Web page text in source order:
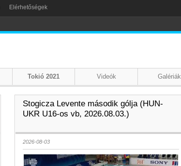
Elérhetőségek
Tokió 2021 Videók Galériák
Stogicza Levente második gólja (HUN-
UKR U16-os vb, 2026.08.03.)
2026-08-03